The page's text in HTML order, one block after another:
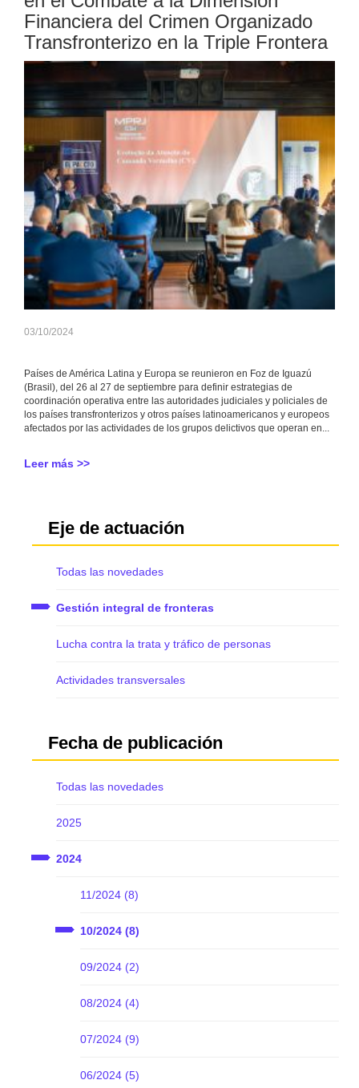
Financiera del Crimen Organizado
Transfronterizo en la Triple Frontera
03/10/2024
Países de América Latina y Europa se reunieron en Foz de Iguazú
(Brasil), del 26 al 27 de septiembre para definir estrategias de
coordinación operativa entre las autoridades judiciales y policiales de
los países transfronterizos y otros países latinoamericanos y europeos
afectados por las actividades de los grupos delictivos que operan en...
Leer más >>
Eje de actuación
Todas las novedades
Gestión integral de fronteras
Lucha contra la trata y tráfico de personas
Actividades transversales
Fecha de publicación
Todas las novedades
2025
2024
11/2024 (8)
10/2024 (8)
09/2024 (2)
08/2024 (4)
07/2024 (9)
06/2024 (5)